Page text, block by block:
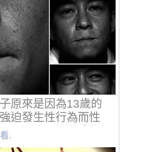
原來是因為13歲的
迫發生性行為而性
那一晚不知道成為
噩夢！
.